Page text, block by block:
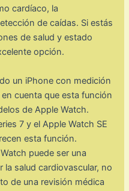
cardíaco, la
de caídas. Si estás
de salud y estado
opción.
un iPhone con medición
cuenta que esta función
de Apple Watch.
7 y el Apple Watch SE
esta función.
puede ser una
la salud cardiovascular, no
de una revisión médica